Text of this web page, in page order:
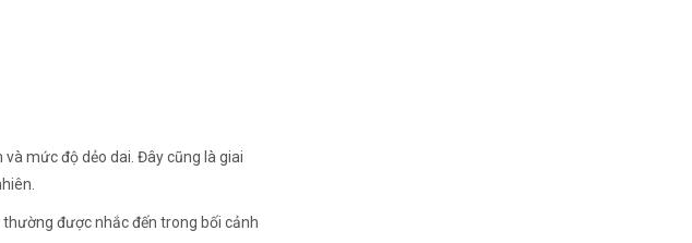
mức độ dẻo dai. Đây cũng là giai
được nhắc đến trong bối cảnh